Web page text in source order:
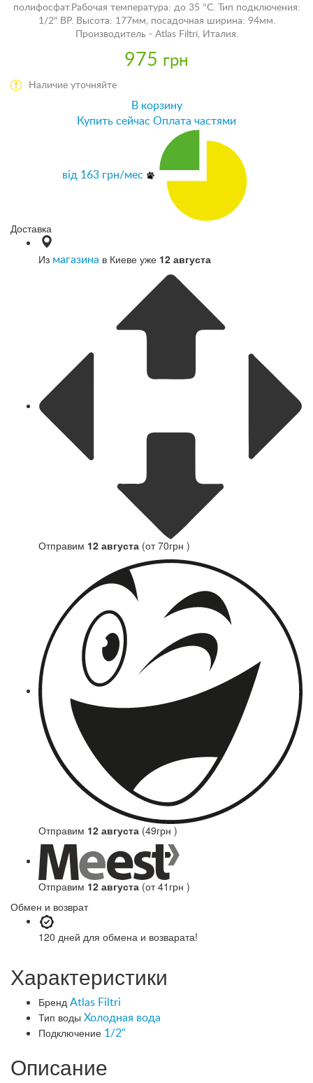
полифосфат.Рабочая температура: до 35 °С. Тип подключения:
1/2" BP. Высота: 177мм, посадочная ширина: 94мм.
Производитель - Atlas Filtri, Италия.
975 грн
Наличие уточняйте
В корзину
Купить сейчас Оплата частями
від 163 грн/мес
Доставка
Из магазина в Киеве уже 12 августа
Отправим 12 августа (от 70грн )
Отправим 12 августа (49грн )
Отправим 12 августа (от 41грн )
Обмен и возврат
120 дней для обмена и возварата!
Характеристики
Бренд Atlas Filtri
Тип воды Холодная вода
Подключение 1/2"
Описание